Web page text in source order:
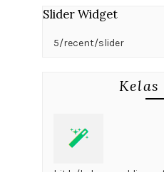
Slider Widget
5/recent/slider